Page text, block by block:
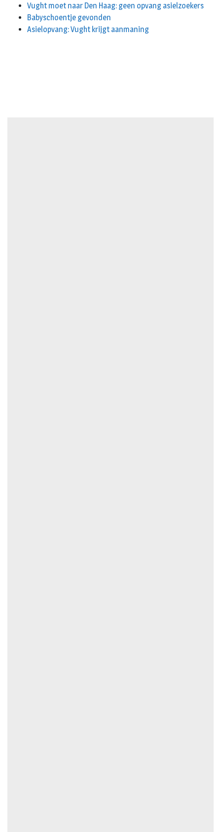
Vught moet naar Den Haag: geen opvang asielzoekers
Babyschoentje gevonden
Asielopvang: Vught krijgt aanmaning